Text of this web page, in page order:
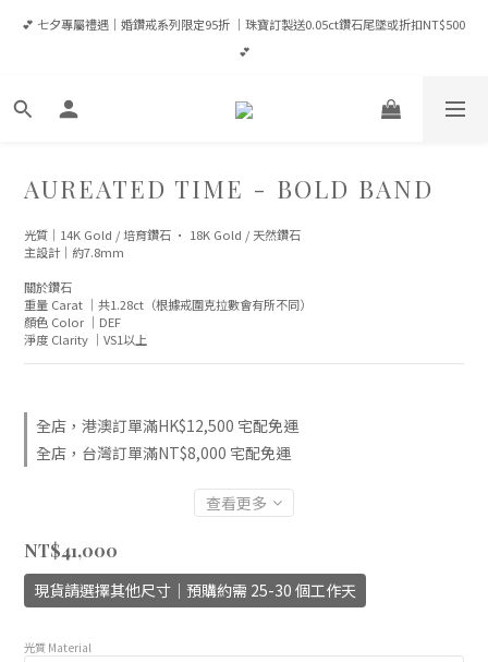
💕 七夕專屬禮遇｜婚鑽戒系列限定95折 ｜珠寶訂製送0.05ct鑽石尾墜或折扣NT$500
💕
💕 七夕專屬禮遇｜婚鑽戒系列限定95折 ｜珠寶訂製送0.05ct鑽石尾墜或折扣NT$500
💕
登入會員享優惠💎滿NT$65,000成為VIP享全年95折/ 滿NT$100,000成為VVIP享全年9
USD$1,600宅配免運
💕 七夕專屬禮遇｜婚鑽戒系列限定95折 ｜珠寶訂製送0.05ct鑽石尾墜或折扣NT$500
AUREATED TIME - BOLD BAND
光質｜14K Gold / 培育鑽石 · 18K Gold / 天然鑽石
主設計｜約7.8mm
關於鑽石
重量 Carat ｜共1.28ct（根據戒圍克拉數會有所不同）
顏色 Color ｜DEF
淨度 Clarity ｜VS1以上
全店，港澳訂單滿HK$12,500 宅配免運
全店，台灣訂單滿NT$8,000 宅配免運
查看更多
NT$41,000
現貨請選擇其他尺寸｜預購約需 25-30 個工作天
光質 Material